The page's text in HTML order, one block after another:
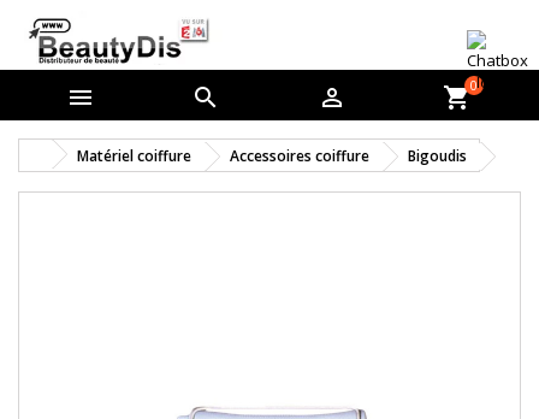
   shopping_cart0
Matériel coiffure Accessoires coiffure Bigoudis